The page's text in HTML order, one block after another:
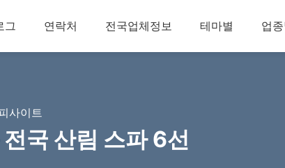
그 연락처 전국업체정보 테마별 업
사이트
국 산림 스파 6선